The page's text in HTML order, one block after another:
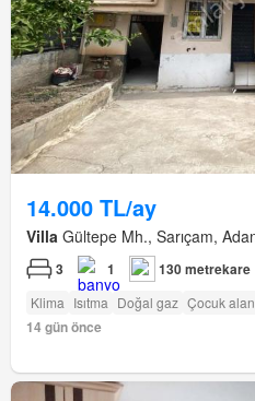
14.000 TL/ay
Villa Gültepe Mh., Sarıçam,
3 1 130 metrekare
Klima Isıtma Doğal gaz Çocuk
14 gün önce